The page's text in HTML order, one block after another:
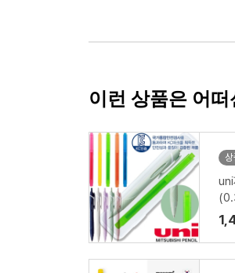
이런 상품은 어떠
uni
형